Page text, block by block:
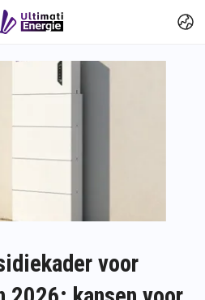
voor